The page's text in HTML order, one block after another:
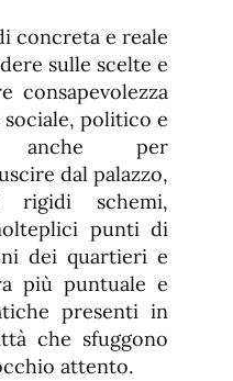
concreta e reale
sulle scelte e
consapevolezza
politico e
anche per
dal palazzo,
rigidi schemi,
punti di
dei quartieri e
più puntuale e
presenti in
che sfuggono
attento.